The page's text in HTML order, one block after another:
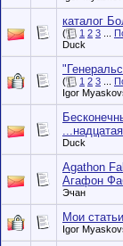
каталог
( 1 2 3
Duck
( 1 2 3
Igor
...надцатая
Duck
Agathon
Агафон
Эчан
Мои статьи
Igor